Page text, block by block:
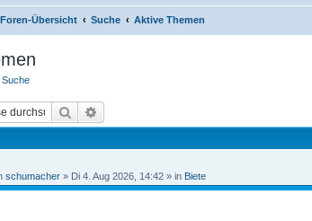
Foren-Übersicht Suche Aktive Themen
Suche
schumacher » Di 4. Aug 2026, 14:42 » in Biete